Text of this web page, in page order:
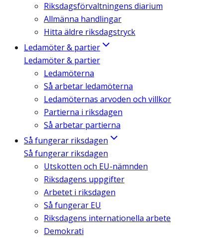
Riksdagsförvaltningens diarium
Allmänna handlingar
Hitta äldre riksdagstryck
Ledamöter & partier
Ledamöter & partier
Ledamöterna
Så arbetar ledamöterna
Ledamöternas arvoden och villkor
Partierna i riksdagen
Så arbetar partierna
Så fungerar riksdagen
Så fungerar riksdagen
Utskotten och EU-nämnden
Riksdagens uppgifter
Arbetet i riksdagen
Så fungerar EU
Riksdagens internationella arbete
Demokrati